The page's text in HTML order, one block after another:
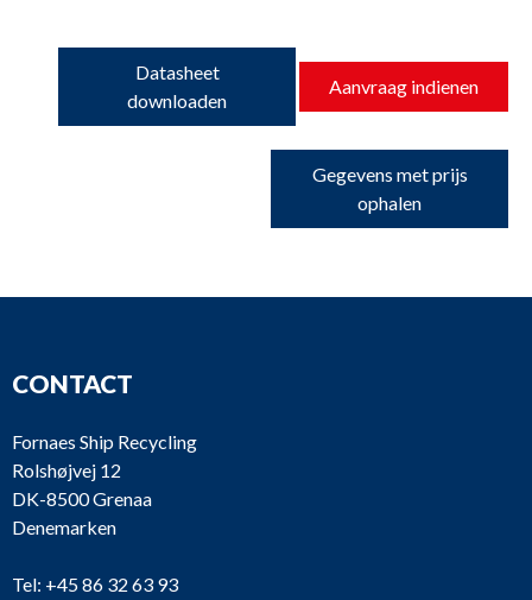
Datasheet
downloaden
Aanvraag indienen
Gegevens met prijs
ophalen
CONTACT
Fornaes Ship Recycling
Rolshøjvej 12
DK-8500 Grenaa
Denemarken
Tel: +45 86 32 63 93